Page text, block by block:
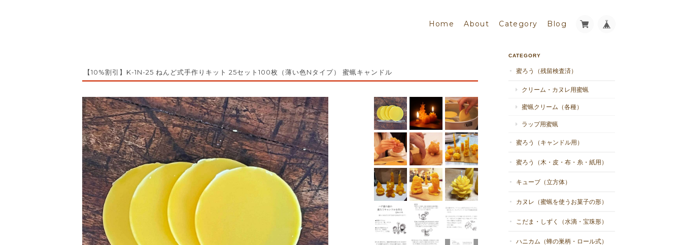
Home About Category Blog
【10%割引】K-1N-25 ねんど式手作りキット 25セット100枚（薄い色Nタイプ） 蜜蝋キャンドル
CATEGORY
蜜ろう（残留検査済）
クリーム・カヌレ用蜜蝋
蜜蝋クリーム（各種）
ラップ用蜜蝋
蜜ろう（キャンドル用）
蜜ろう（木・皮・布・糸・紙用）
キューブ（立方体）
カヌレ（蜜蝋を使うお菓子の形）
こだま・しずく（水滴・宝珠形）
ハニカム（蜂の巣柄・ロール式）